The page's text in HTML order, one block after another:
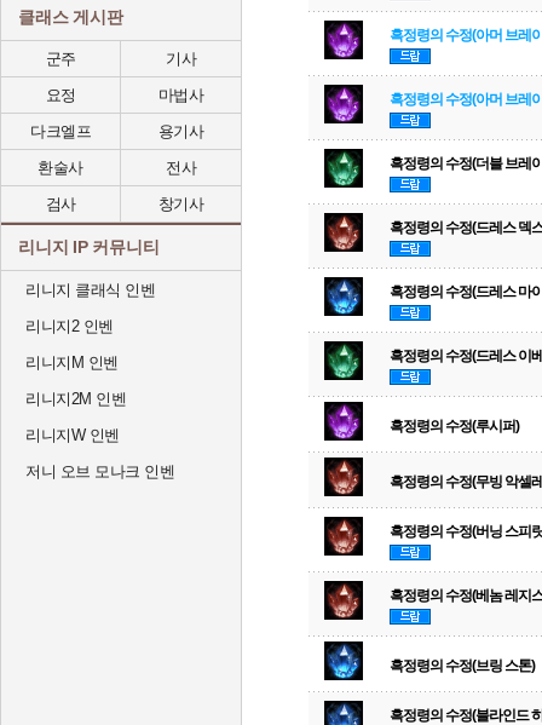
클래스 게시판
군주
기사
요정
마법사
다크엘프
용기사
환술사
전사
검사
창기사
리니지 IP 커뮤니티
리니지 클래식 인벤
리니지2 인벤
리니지M 인벤
리니지2M 인벤
리니지W 인벤
저니 오브 모나크 인벤
흑정령의 수정(아머 브레
흑정령의 수정(아머 브레
흑정령의 수정(더블 브레
흑정령의 수정(드레스 덱
흑정령의 수정(드레스 마
흑정령의 수정(드레스 이
흑정령의 수정(루시퍼)
흑정령의 수정(무빙 악셀
흑정령의 수정(버닝 스피
흑정령의 수정(베놈 레지
흑정령의 수정(브링 스톤)
흑정령의 수정(블라인드